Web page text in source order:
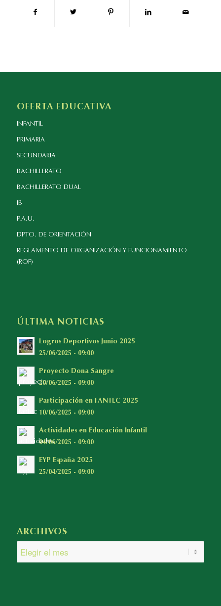
OFERTA EDUCATIVA
INFANTIL
PRIMARIA
SECUNDARIA
BACHILLERATO
BACHILLERATO DUAL
IB
P.A.U.
DPTO. DE ORIENTACIÓN
REGLAMENTO DE ORGANIZACIÓN Y FUNCIONAMIENTO
(ROF)
ÚLTIMA NOTICIAS
Logros Deportivos Junio 2025
25/06/2025 - 09:00
Proyecto Dona Sangre
20/06/2025 - 09:00
Participación en FANTEC 2025
10/06/2025 - 09:00
Actividades en Educación Infantil
04/06/2025 - 09:00
EYP España 2025
25/04/2025 - 09:00
ARCHIVOS